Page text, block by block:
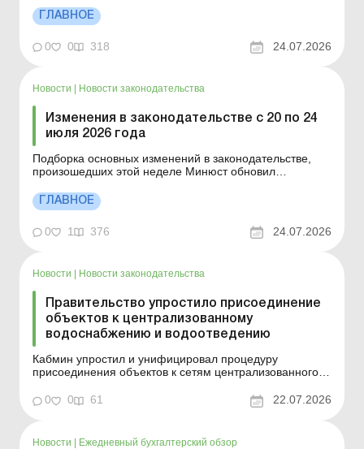
продлении срока действия военного положения в
Украине» Закон Украины от 14.07.2026 № 4928-IX «Об
утверждении Указа Президента Украины ...
ГЛАВНОЕ
0 0 318 24.07.2026
Новости Новости законодательства
Изменения в законодательстве с 20 по 24
июля 2026 года
Подборка основных изменений в законодательстве,
произошедших этой неделе Минюст обновил
юрлиц Министерство юстиции приказом от 09.07.2026
утвердило примерные формы и описания
унифицированных документов, создаваемых во время
деятельности юридических ...
ГЛАВНОЕ
0 1 376 24.07.2026
Новости Новости законодательства
Правительство упростило присоединение
объектов к централизованному
водоснабжению и водоотведению
Кабмин упростил и унифицировал процедуру
присоединения объектов к сетям централизованного
Аренда коммунального имущества: нюансы
оформления Кабмин упростил и унифиц...
0 0 61 22.07.2026
Новости | Ежедневный бухгалтерский обзор